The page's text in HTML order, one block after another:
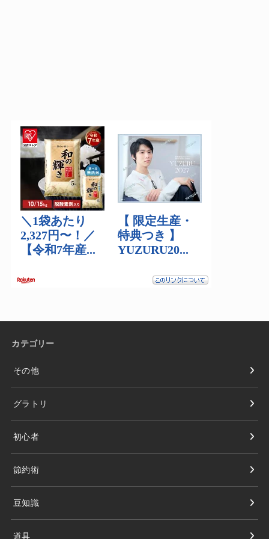
カテゴリー
その他
グラトリ
初心者
節約術
豆知識
道具